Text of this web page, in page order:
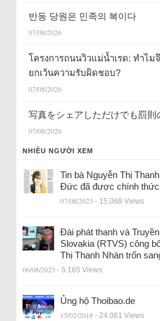
반동 당원은 민족의 복이다
07/08/2026
โครงการถนนวิวแม่น้ำเรด: ทำไม
ยกเว้นความรับผิดชอบ?
07/08/2026
写真をシェアしただけでも罰則
07/08/2026
NHIỀU NGƯỜI XEM
Tin bà Nguyễn Thị
Đức đã được chính thức
07/08/2023 - 15.068 Views
Đài phát thanh và
Slovakia (RTVS) công
Thị Thanh Nhàn trốn
06/08/2023 - 5.165 Views
Ủng hộ Thoibao.de
15/02/2018 - 24.061 Views